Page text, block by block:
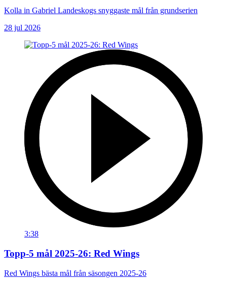
Kolla in Gabriel Landeskogs snyggaste mål från grundserien
28 jul 2026
3:38
Topp-5 mål 2025-26: Red Wings
Red Wings bästa mål från säsongen 2025-26